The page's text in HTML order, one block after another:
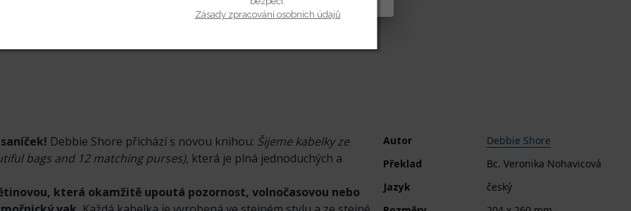
Debbie Shore přichází s novou knihou: Šijeme kabelky ze
bags and 12 matching purses), která je plná jednoduchých a
která okamžitě upoutá pozornost, volnočasovou nebo
Autor
Debbie Shore
Překlad
Bc. Veronika Nohavicová
Jazyk
český
Zásady zpracování osobních údajů